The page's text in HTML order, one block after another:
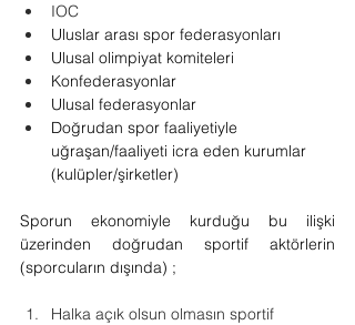
IOC
Uluslar arası spor federasyonları
Ulusal olimpiyat komiteleri
Konfederasyonlar
Ulusal federasyonlar
Doğrudan spor faaliyetiyle
uğraşan/faaliyeti icra eden kurumlar
(kulüpler/şirketler)
Sporun ekonomiyle kurduğu bu ilişki
üzerinden doğrudan sportif aktörlerin
(sporcuların dışında) ;
Halka açık olsun olmasın sportif